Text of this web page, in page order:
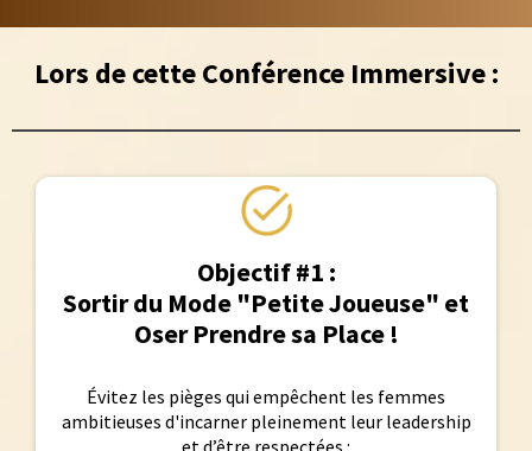
Lors de cette Conférence Immersive :
Objectif #1 :
Sortir du Mode "Petite Joueuse" et
Oser Prendre sa Place !
Évitez les pièges qui empêchent les femmes
ambitieuses d'incarner pleinement leur leadership
et d’être respectées :